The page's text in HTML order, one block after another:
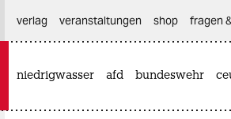
verlag
veranstaltungen shop fragen
niedrigwasser afd bundeswehr